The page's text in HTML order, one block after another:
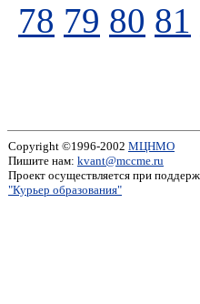
78 79 80 81
Copyright ©1996-2002 МЦНМО
Пишите нам: kvant@mccme.ru
Проект осуществляется при
"Курьер образования"